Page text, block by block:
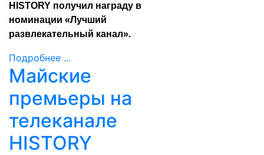
HISTORY получил награду в
номинации «Лучший
развлекательный канал».
Подробнее ...
Майские
премьеры на
телеканале
HISTORY